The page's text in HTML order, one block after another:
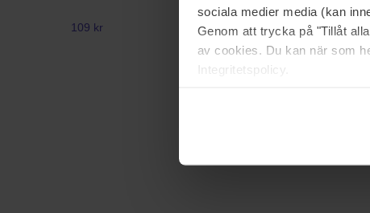
sociala medier media (kan
Genom att trycka på "Tillåt
av cookies. Du kan när som
Integritetspolicy.
109 kr 95 kr